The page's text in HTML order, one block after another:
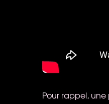
Pour rappel,